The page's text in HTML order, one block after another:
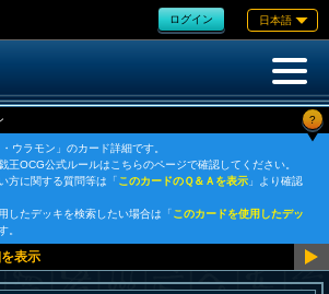
ログイン 日本語
?
ウラモン」のカード詳細です。
王OCG公式ルールはこちらのページで確認してください。
方に関する質問等は「このカードのＱ＆Ａを表示 」より確認
したデッキを検索したい場合は「このカードを使用したデッ
。